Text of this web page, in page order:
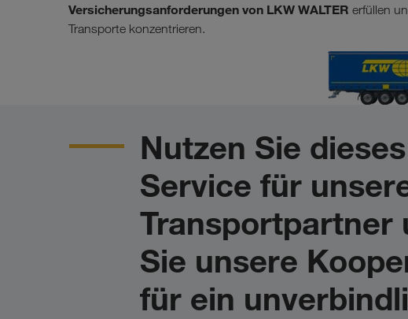
Versicherungsanforderungen von LKW WALTER erfüllen
Transporte konzentrieren.
Nutzen Sie
Service für
Transportpartner
Sie unsere
für ein